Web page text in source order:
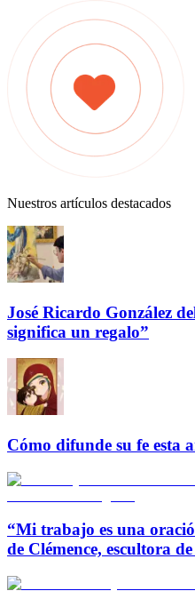
Nuestros artículos destacados
José Ricardo González
significa un regalo”
Cómo difunde su fe esta
“Mi trabajo es una
de Clémence, escultora